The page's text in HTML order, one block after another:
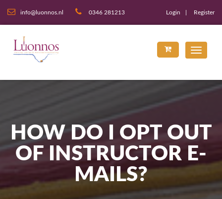
info@luonnos.nl 0346 281213 Login Register
HOW DO I OPT OUT
OF INSTRUCTOR E-
MAILS?